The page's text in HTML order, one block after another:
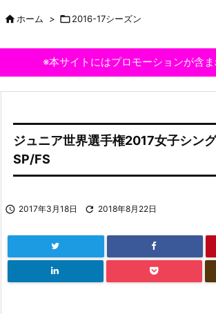
ホーム > 2016-17シーズン
※本サイトにはプロモーションが含
ジュニア世界選手権2017女子シン
SP/FS
 2017年3月18日  2018年8月22日